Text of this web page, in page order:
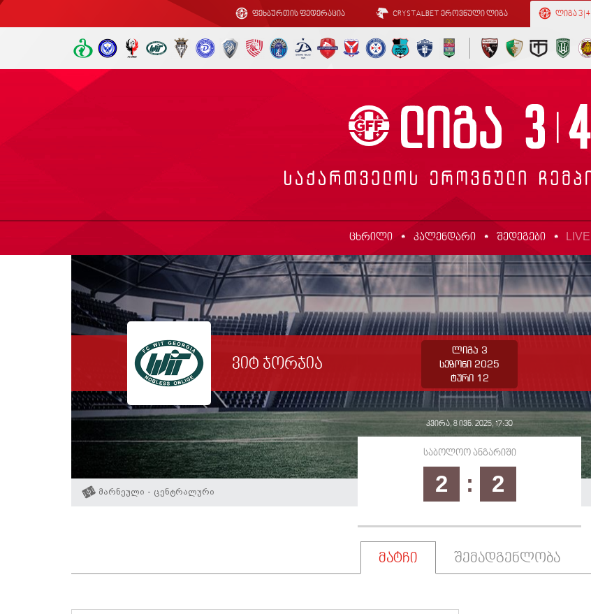
ფეხბურთის ფედერაცია CRYSTALBET ეროვნული ლიგა ლიგა 3 | 4
ცხრილი კალენდარი შედეგები LIVE
ვიტ ჯორჯია
ლიგა 3
სეზონი 2025
ტური 12
კვირა, 8 ივნ. 2025, 17:30
საბოლოო ანგარიში
2 : 2
მარნეული - ცენტრალური
მატჩი შემადგენლობა